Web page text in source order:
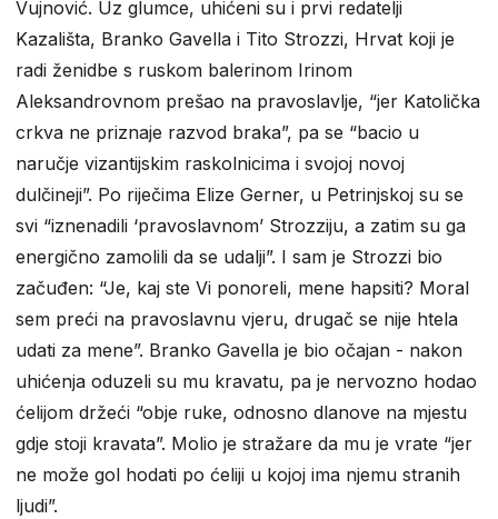
Vujnović. Uz glumce, uhićeni su i prvi redatelji
Kazališta, Branko Gavella i Tito Strozzi, Hrvat koji je
radi ženidbe s ruskom balerinom Irinom
Aleksandrovnom prešao na pravoslavlje, “jer Katolička
crkva ne priznaje razvod braka”, pa se “bacio u
naručje vizantijskim raskolnicima i svojoj novoj
dulčineji”. Po riječima Elize Gerner, u Petrinjskoj su se
svi “iznenadili ‘pravoslavnom’ Strozziju, a zatim su ga
energično zamolili da se udalji”. I sam je Strozzi bio
začuđen: “Je, kaj ste Vi ponoreli, mene hapsiti? Moral
sem preći na pravoslavnu vjeru, drugač se nije htela
udati za mene”. Branko Gavella je bio očajan - nakon
uhićenja oduzeli su mu kravatu, pa je nervozno hodao
ćelijom držeći “obje ruke, odnosno dlanove na mjestu
gdje stoji kravata”. Molio je stražare da mu je vrate “jer
ne može gol hodati po ćeliji u kojoj ima njemu stranih
ljudi”.